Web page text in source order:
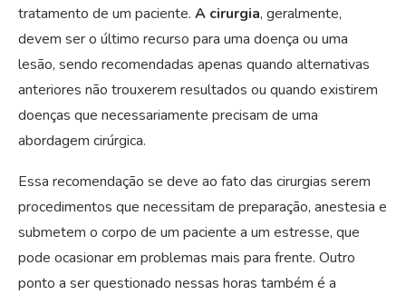
tratamento de um paciente. A cirurgia, geralmente,
devem ser o último recurso para uma doença ou uma
lesão, sendo recomendadas apenas quando alternativas
anteriores não trouxerem resultados ou quando existirem
doenças que necessariamente precisam de uma
abordagem cirúrgica.
Essa recomendação se deve ao fato das cirurgias serem
procedimentos que necessitam de preparação, anestesia e
submetem o corpo de um paciente a um estresse, que
pode ocasionar em problemas mais para frente. Outro
ponto a ser questionado nessas horas também é a